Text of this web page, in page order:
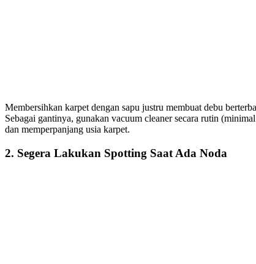
Membersihkan karpet dengan sapu justru membuat debu
Sebagai gantinya, gunakan vacuum cleaner secara rutin
dan memperpanjang usia karpet.
2. Segera Lakukan Spotting Saat Ada Noda